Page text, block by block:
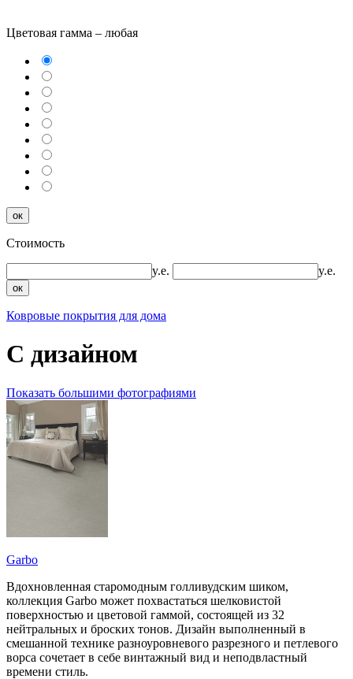
Цветовая гамма – любая
ок
Стоимость
y.e. y.e.
ок
Ковровые покрытия для дома
С дизайном
Показать большими фотографиями
Garbo
Вдохновленная старомодным голливудским шиком,
коллекция Garbo может похвастаться шелковистой
поверхностью и цветовой гаммой, состоящей из 32
нейтральных и броских тонов. Дизайн выполненный в
смешанной технике разноуровневого разрезного и петлевого
ворса сочетает в себе винтажный вид и неподвластный
времени стиль.